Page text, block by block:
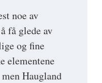
noe av
få glede av
og fine
elementene
Haugland